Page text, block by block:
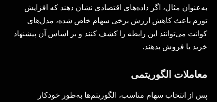
به‌عنوان مثال، اگر داده‌های اقتصادی نشان دهند که افزایش
تورم باعث کاهش ارزش برخی سهام خاص شده، مدل‌های
کوانت می‌توانند این رابطه را کشف کنند و بر اساس آن پیشنهاد
خرید یا فروش بدهند.
معاملات الگوریتمی
پس از انتخاب سهام مناسب، الگوریتم‌ها به‌طور خودکار